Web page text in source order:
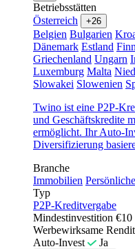
Betriebsstätten
Österreich
+26
Belgien Bulgarien
Dänemark Estland
Griechenland Ungarn
Luxemburg Malta
Slowakei Slowenien
Twino ist eine P2P-
und Geschäftskredite
ermöglicht. Ihr Auto-
Diversifizierung
Branche
Immobilien
Typ
P2P-Kreditvergabe
Mindestinvestition €10
Werbewirksame
Auto-Invest
Ja